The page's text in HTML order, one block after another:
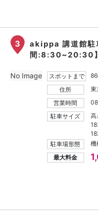
3
akippa 講道館駐
間:8:30~20:30】
スポットまで
住所
東
営業時間
駐車サイズ
高
駐車場形態
機
最大料金
No Image